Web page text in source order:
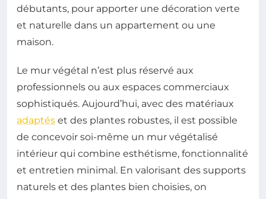
débutants, pour apporter une décoration verte
et naturelle dans un appartement ou une
maison.
Le mur végétal n’est plus réservé aux
professionnels ou aux espaces commerciaux
sophistiqués. Aujourd’hui, avec des matériaux
adaptés et des plantes robustes, il est possible
de concevoir soi-même un mur végétalisé
intérieur qui combine esthétisme, fonctionnalité
et entretien minimal. En valorisant des supports
naturels et des plantes bien choisies, on